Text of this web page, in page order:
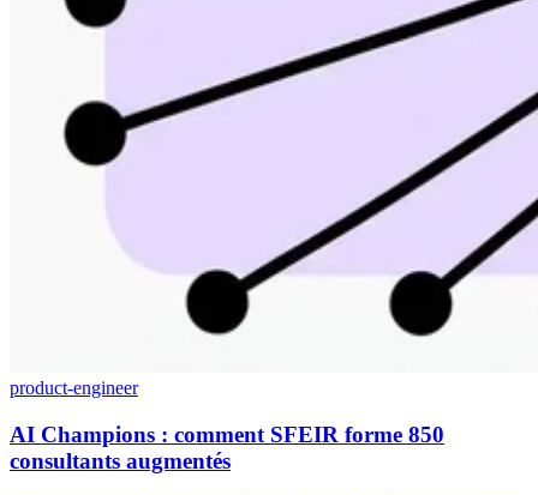
product-engineer
AI Champions : comment SFEIR forme 850
consultants augmentés